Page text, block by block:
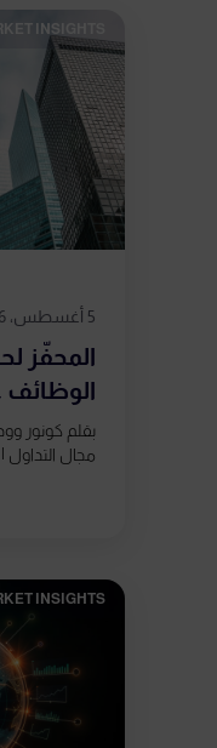
INSIGHTS​
5 أغسطس، 2026
المحفّز
الوظائف
بقلم كونور
الرئيسية
INSIGHTS​